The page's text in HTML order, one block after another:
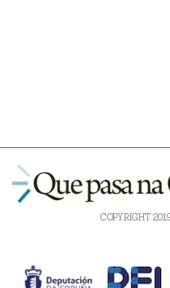
COPYRIGHT